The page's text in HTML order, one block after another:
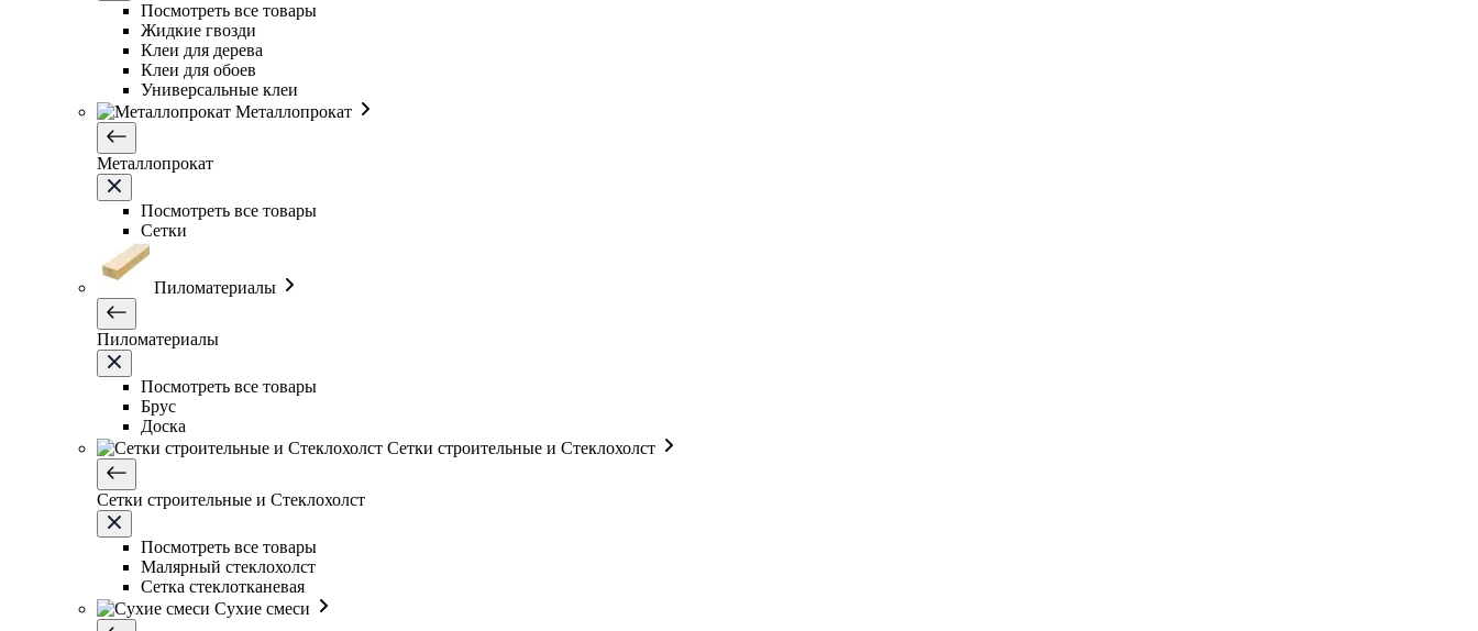
Посмотреть все товары
Жидкие гвозди
Клеи для дерева
Клеи для обоев
Универсальные клеи
Металлопрокат
Металлопрокат
Посмотреть все товары
Сетки
Пиломатериалы
Пиломатериалы
Посмотреть все товары
Брус
Доска
Сетки строительные и Стеклохолст
Сетки строительные и Стеклохолст
Посмотреть все товары
Малярный стеклохолст
Сетка стеклотканевая
Сухие смеси